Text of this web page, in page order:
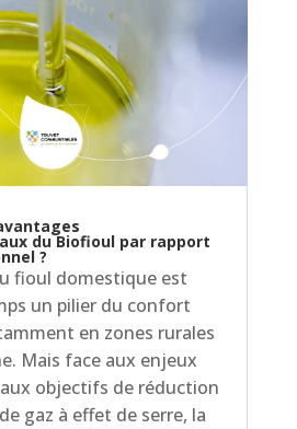
du Biofioul par rapport
?
fioul domestique est
un pilier du confort
en zones rurales
Mais face aux enjeux
objectifs de réduction
gaz à effet de serre, la